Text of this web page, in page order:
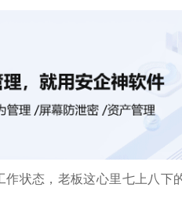
作状态，老板这心里七上八下